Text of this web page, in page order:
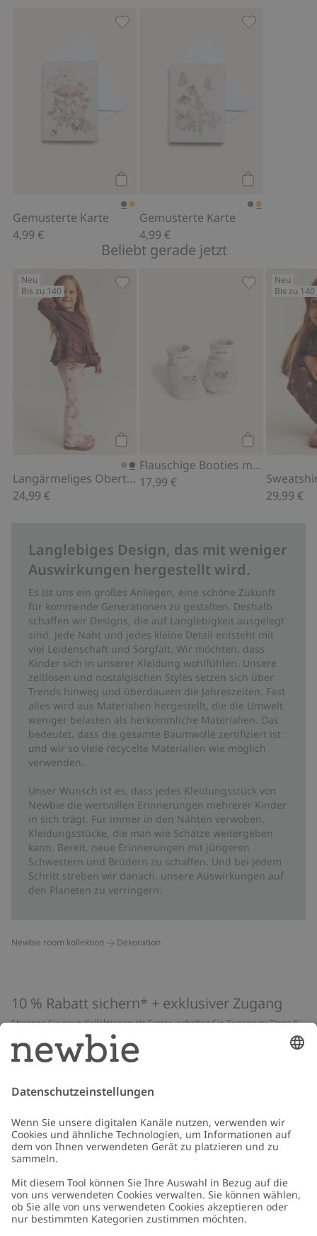
Gemusterte Karte
4,99 €
Gemusterte Karte
4,99 €
Beliebt gerade jetzt
Neu
Bis zu 140
Langärmeliges Oberteil mit Rüsche
24,99 €
Langärmeliges Oberteil mit Rüsche,
Flauschige Booties mit Teddy
17,99 €
Flauschige
Neu
Bis zu 140
29,99 €
Langlebiges Design, das mit weniger
Auswirkungen hergestellt wird.
Es ist uns ein großes Anliegen, eine schöne Zukunft
für kommende Generationen zu gestalten. Deshalb
schaffen wir Designs, die auf Langlebigkeit ausgelegt
sind. Jede Naht und jedes kleine Detail entsteht mit
viel Leidenschaft und Sorgfalt. Wir möchten, dass
Kinder sich in unserer Kleidung wohlfühlen. Unsere
zeitlosen und nostalgischen Styles setzen sich über
Trends hinweg und überdauern die Jahreszeiten. Fast
alles wird aus Materialien hergestellt, die die Umwelt
weniger belasten als herkömmliche Materialien. Das
bedeutet, dass die gesamte Baumwolle zertifiziert ist
und wir so viele recycelte Materialien wie möglich
verwenden.
Unser Wunsch ist es, dass jedes Kleidungsstück von
Newbie die wertvollen Erinnerungen mehrerer Kinder
in sich trägt. Für immer in den Nähten verwoben.
Kleidungsstücke, die man wie Schätze weitergeben
kann. Bereit, neue Erinnerungen mit jüngeren
Schwestern und Brüdern zu schaffen. Und bei jedem
Schritt streben wir danach, unsere Auswirkungen auf
den Planeten zu verringern.
Newbie room kollektion Dekoration
10 % Rabatt sichern* + exklusiver Zugang
Shoppen Sie neue Kollektionen als Erstes, erhalten Sie Zugang zu Tipps &
Guides und profitieren Sie von exklusiven Angeboten
*Gilt nur für deine erste Bestellung und ist nicht mit anderen Rabatten
oder Angeboten kombinierbar. Gilt nicht für limitierte Artikel. Lies unsere
Schicken